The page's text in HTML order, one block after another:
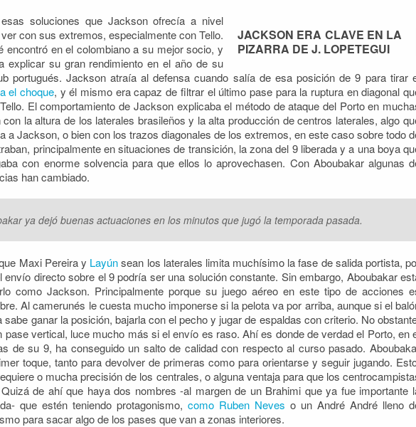
JACKSON ERA CLAVE EN LA
PIZARRA DE J. LOPETEGUI
soluciones que Jackson ofrecía a nivel
con sus extremos, especialmente con Tello.
encontró en el colombiano a su mejor socio, y
explicar su gran rendimiento en el año de su
portugués. Jackson atraía al defensa cuando salía de esa posición de 9 para tirar
el choque, y él mismo era capaz de filtrar el último pase para la ruptura en diagonal
El comportamiento de Jackson explicaba el método de ataque del Porto en
la altura de los laterales brasileños y la alta producción de centros laterales, algo
a Jackson, o bien con los trazos diagonales de los extremos, en este caso sobre todo
principalmente en situaciones de transición, la zona del 9 liberada y a una boya
con enorme solvencia para que ellos lo aprovechasen. Con Aboubakar algunas
han cambiado.
ya dejó buenas actuaciones en los minutos que jugó la temporada pasada.
Maxi Pereira y Layúnsean los laterales limita muchísimo la fase de salida portista,
envío directo sobre el 9 podría ser una solución constante. Sin embargo, Aboubakar
como Jackson. Principalmente porque su juego aéreo en este tipo de acciones
Al camerunés le cuesta mucho imponerse si la pelota va por arriba, aunque si el
sabe ganar la posición, bajarla con el pecho y jugar de espaldas con criterio. No
pase vertical, luce mucho más si el envío es raso. Ahí es donde de verdad el Porto, en
de su 9, ha conseguido un salto de calidad con respecto al curso pasado.
toque, tanto para devolver de primeras como para orientarse y seguir jugando.
o mucha precisión de los centrales, o alguna ventaja para que los
de ahí que haya dos nombres -al margen de un Brahimi que ya fue importante
que estén teniendo protagonismo, como Ruben Neves o un André André lleno
para sacar algo de los pases que van a zonas interiores.